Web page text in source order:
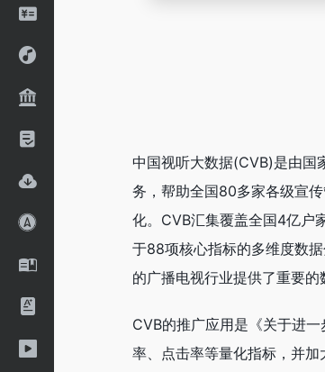
中国视听大数据(CVB)‌是由国
务，帮助全国80多家各级宣
化。CVB汇集覆盖全国4亿户
于88项核心指标的多维度数
的广播电视行业提供了重要的
CVB的推广应用是《关于进
率、点击率等量化指标，并